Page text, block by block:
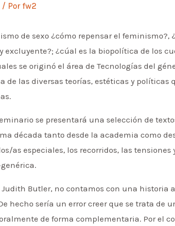
/ Porfw2
de sexo ¿cómo repensar el
excluyente?; ¿cúal es la biopolítica de los
se originó el área de Tecnologías del
de las diversas teorías, estéticas y
se presentará una selección de
década tanto desde la academia como
as especiales, los recorridos, las
Judith Butler, no contamos con una historia
hecho sería un error creer que se trata de
de forma complementaria. Por el